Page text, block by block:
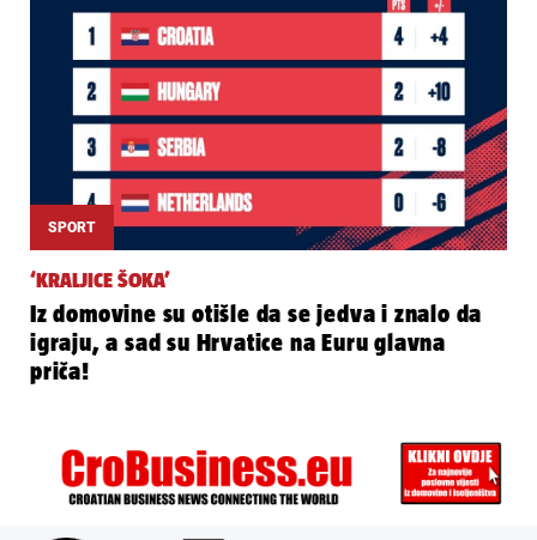
SPORT
‘KRALJICE ŠOKA’
Iz domovine su otišle da se jedva i znalo da
igraju, a sad su Hrvatice na Euru glavna
priča!